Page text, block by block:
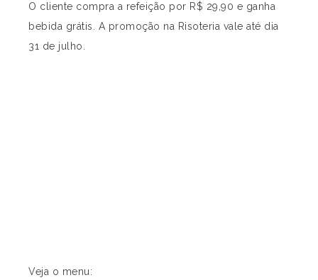
O cliente compra a refeição por R$ 29,90 e ganha
bebida grátis. A promoção na Risoteria vale até dia
31 de julho.
Veja o menu: